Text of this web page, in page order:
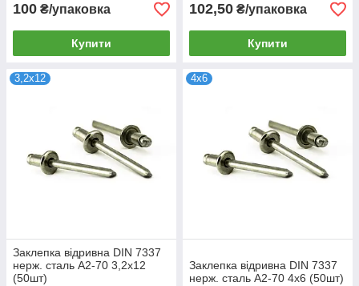
100 ₴/упаковка
Купити
102,50 ₴/упаковка
Купити
3,2х12
Заклепка відривна DIN 7337
нерж. сталь А2-70 3,2х12
(50шт)
4х6
Заклепка відривна DIN 7337
нерж. сталь А2-70 4х6 (50шт)